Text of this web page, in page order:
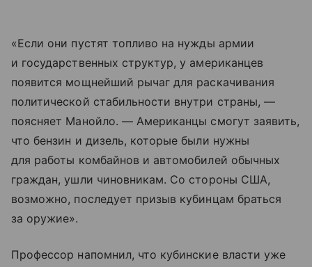
«Если они пустят топливо на нужды армии
и государственных структур, у американцев
появится мощнейший рычаг для раскачивания
политической стабильности внутри страны, —
поясняет Манойло. — Американцы смогут заявить,
что бензин и дизель, которые были нужны
для работы комбайнов и автомобилей обычных
граждан, ушли чиновникам. Со стороны США,
возможно, последует призыв кубинцам браться
за оружие».
Профессор напомнил, что кубинские власти уже